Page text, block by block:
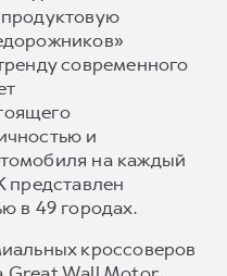
современного
и
на каждый
представлен
в 49 городах.
кроссоверов